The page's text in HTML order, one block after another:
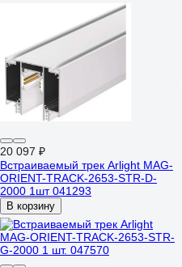
20 097 ₽
Встраиваемый трек Arlight MAG-
ORIENT-TRACK-2653-STR-D-
2000 1шт 041293
В корзину